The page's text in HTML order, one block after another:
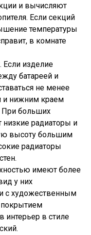
и вычисляют
Если секций
температуры
в комнате
Если изделие
батареей и
не менее
и нижним краем
При больших
радиаторы и
высоту большим
радиаторы
имеют более
у них
с художественным
интерьер в стиле